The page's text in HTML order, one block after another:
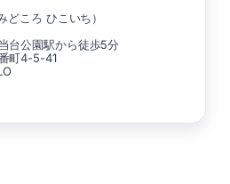
ころ ひこいち）
台公園駅から徒歩5分
町4-5-41